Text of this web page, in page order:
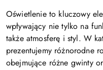
Oświetlenie to kluczowy
wpływający nie tylko na
także atmosferę i styl. W
prezentujemy różnorodne
obejmujące różne gwinty